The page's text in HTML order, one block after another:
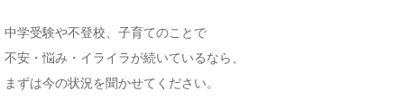
中学受験や不登校、子育てのことで
不安・悩み・イライラが続いているなら、
まずは今の状況を聞かせてください。